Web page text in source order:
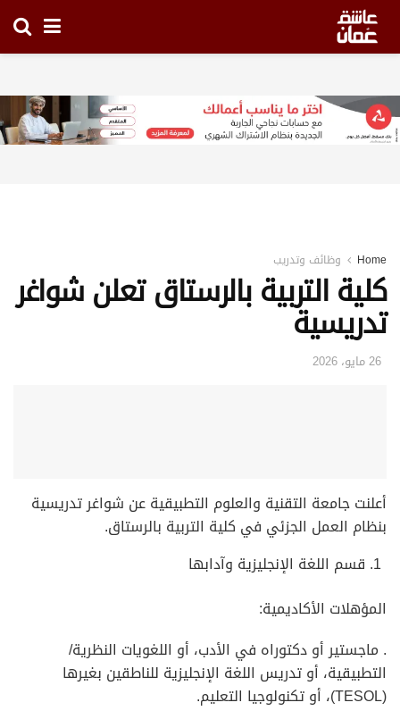
Home وظائف وتدريب
كلية التربية بالرستاق تعلن شواغر
تدريسية
26 مايو، 2026
أعلنت جامعة التقنية والعلوم التطبيقية عن شواغر تدريسية
بنظام العمل الجزئي في كلية التربية بالرستاق.
قسم اللغة الإنجليزية وآدابها
المؤهلات الأكاديمية:
. ماجستير أو دكتوراه في الأدب، أو اللغويات النظرية/
التطبيقية، أو تدريس اللغة الإنجليزية للناطقين بغيرها
(TESOL)، أو تكنولوجيا التعليم.